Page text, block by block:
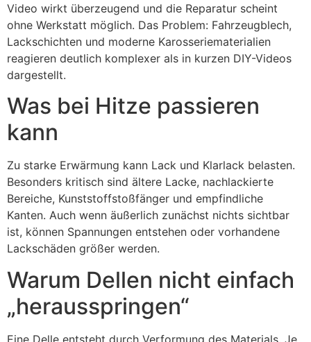
Video wirkt überzeugend und die Reparatur scheint
ohne Werkstatt möglich. Das Problem: Fahrzeugblech,
Lackschichten und moderne Karosseriematerialien
reagieren deutlich komplexer als in kurzen DIY-Videos
dargestellt.
Was bei Hitze passieren
kann
Zu starke Erwärmung kann Lack und Klarlack belasten.
Besonders kritisch sind ältere Lacke, nachlackierte
Bereiche, Kunststoffstoßfänger und empfindliche
Kanten. Auch wenn äußerlich zunächst nichts sichtbar
ist, können Spannungen entstehen oder vorhandene
Lackschäden größer werden.
Warum Dellen nicht einfach
„herausspringen“
Eine Delle entsteht durch Verformung des Materials. Je